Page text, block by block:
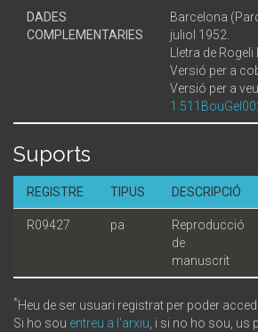
DADES
COMPLEMENTARIES
Barcelona
juliol 1952.
Lletra de Rogeli
Versió per a
Versió per a
Suports
REGISTRE TIPUS DESCRIPCIÓ
R09427 pa
Reproducció
de
manuscrit
*Heu de ser usuari registrat per poder
Si ho sou entreu a l'arxiu , i si no ho sou, us